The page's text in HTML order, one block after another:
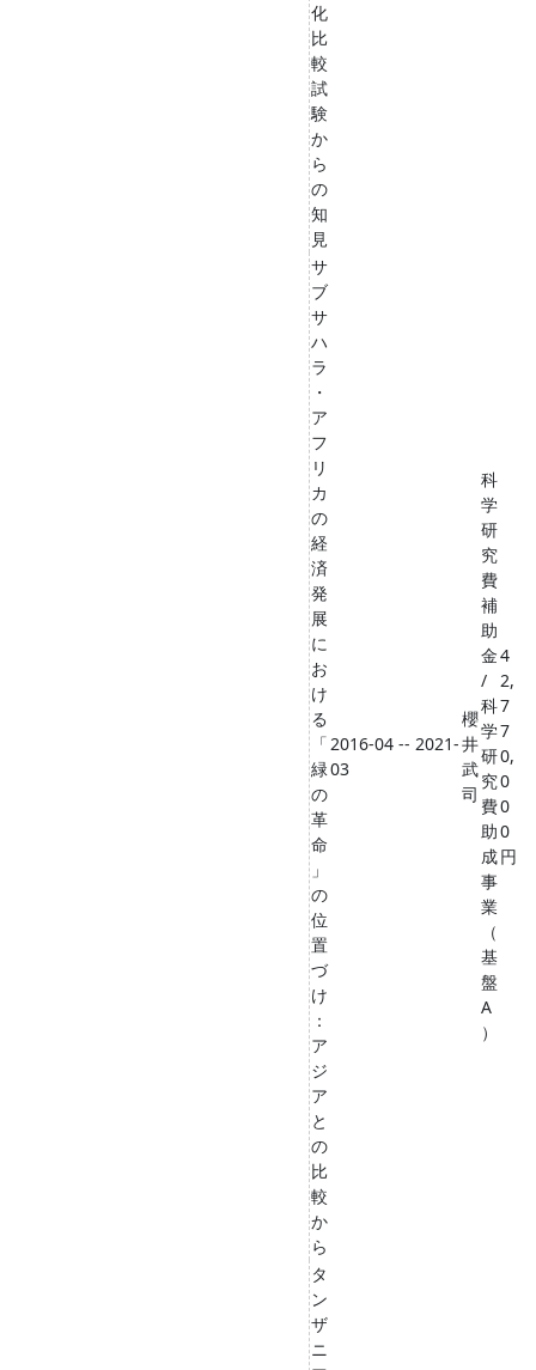
化
比
較
試
験
か
ら
の
知
見
サ
ブ
サ
ハ
ラ
・
ア
フ
リ
カ
の
経
済
発
展
に
お
け
る
「
緑
の
革
命
」
の
位
置
づ
け
：
ア
ジ
ア
と
の
比
較
か
ら
2016-04 -- 2021-
03
櫻
井
武
司
科
学
研
究
費
補
助
金
/
科
学
研
究
費
助
成
事
業
（
基
盤
A
）
4
2,
7
7
0,
0
0
0
円
タ
ン
ザ
ニ